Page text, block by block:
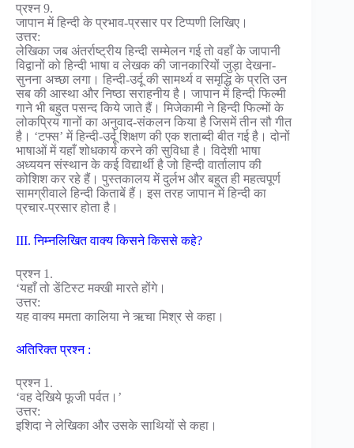
प्रश्न 9.
जापान में हिन्दी के प्रभाव-प्रसार पर टिप्पणी लिखिए।
उत्तर:
लेखिका जब अंतर्राष्ट्रीय हिन्दी सम्मेलन गई तो वहाँ के जापानी
विद्वानों को हिन्दी भाषा व लेखक की जानकारियों जुड़ा देखना-
सुनना अच्छा लगा। हिन्दी-उर्दू की सामर्थ्य व समृद्धि के प्रति उन
सब की आस्था और निष्ठा सराहनीय है। जापान में हिन्दी फिल्मी
गाने भी बहुत पसन्द किये जाते हैं। मिजेकामी ने हिन्दी फिल्मों के
लोकप्रिय गानों का अनुवाद-संकलन किया है जिसमें तीन सौ गीत
है। ‘टफ्स’ में हिन्दी-उर्दू शिक्षण की एक शताब्दी बीत गई है। दोनों
भाषाओं में यहाँ शोधकार्य करने की सुविधा है। विदेशी भाषा
अध्ययन संस्थान के कई विद्यार्थी है जो हिन्दी वार्तालाप की
कोशिश कर रहे हैं। पुस्तकालय में दुर्लभ और बहुत ही महत्वपूर्ण
सामग्रीवाले हिन्दी किताबें हैं। इस तरह जापान में हिन्दी का
प्रचार-प्रसार होता है।
III. निम्नलिखित वाक्य किसने किससे कहे?
प्रश्न 1.
‘यहाँ तो डेंटिस्ट मक्खी मारते होंगे।
उत्तर:
यह वाक्य ममता कालिया ने ऋचा मिश्र से कहा।
अतिरिक्त प्रश्न :
प्रश्न 1.
‘वह देखिये फूजी पर्वत।’
उत्तर:
इशिदा ने लेखिका और उसके साथियों से कहा।